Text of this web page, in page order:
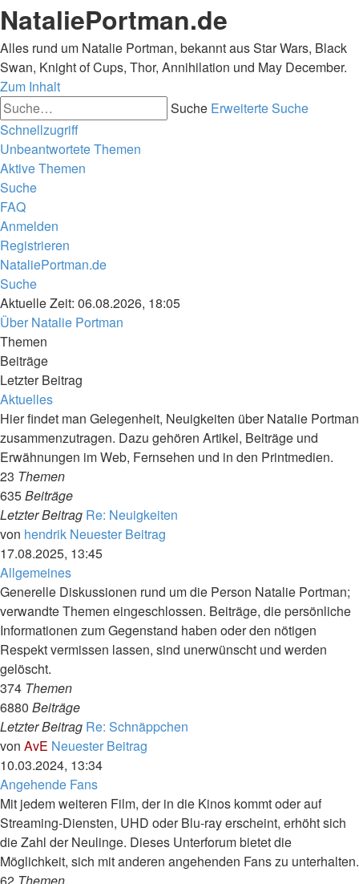
NataliePortman.de
Alles rund um Natalie Portman, bekannt aus Star Wars, Black
Swan, Knight of Cups, Thor, Annihilation und May December.
Zum Inhalt
Suche Erweiterte Suche
Schnellzugriff
Unbeantwortete Themen
Aktive Themen
Suche
FAQ
Anmelden
Registrieren
NataliePortman.de
Suche
Aktuelle Zeit: 06.08.2026, 18:05
Über Natalie Portman
Themen
Beiträge
Letzter Beitrag
Aktuelles
Hier findet man Gelegenheit, Neuigkeiten über Natalie Portman
zusammenzutragen. Dazu gehören Artikel, Beiträge und
Erwähnungen im Web, Fernsehen und in den Printmedien.
23 Themen
635Beiträge
Letzter Beitrag Re: Neuigkeiten
von hendrik Neuester Beitrag
17.08.2025, 13:45
Allgemeines
Generelle Diskussionen rund um die Person Natalie Portman;
verwandte Themen eingeschlossen. Beiträge, die persönliche
Informationen zum Gegenstand haben oder den nötigen
Respekt vermissen lassen, sind unerwünscht und werden
gelöscht.
374 Themen
6880 Beiträge
Letzter Beitrag Re: Schnäppchen
von AvE Neuester Beitrag
10.03.2024, 13:34
Angehende Fans
Mit jedem weiteren Film, der in die Kinos kommt oder auf
Streaming-Diensten, UHD oder Blu-ray erscheint, erhöht sich
die Zahl der Neulinge. Dieses Unterforum bietet die
Möglichkeit, sich mit anderen angehenden Fans zu unterhalten.